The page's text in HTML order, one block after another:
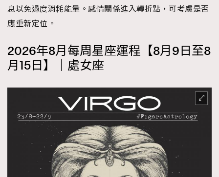
息以免過度消耗能量。感情關係進入轉折點，可考慮是否
應重新定位。
2026年8月每周星座運程【8月9日至8
月15日】｜處女座